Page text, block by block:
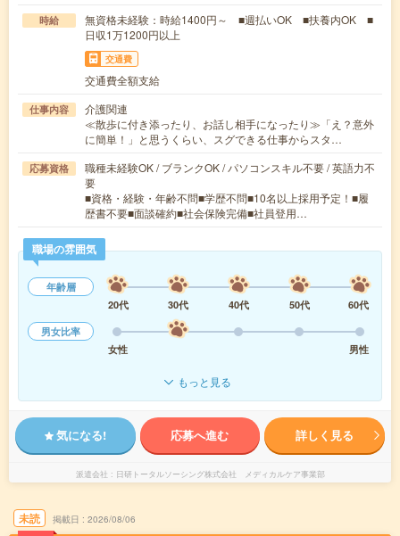
時給
無資格未経験：時給1400円～ ■週払いOK ■扶養内OK ■
日収1万1200円以上
交通費
交通費全額支給
仕事内容
介護関連
≪散歩に付き添ったり、お話し相手になったり≫「え？意外
に簡単！」と思うくらい、スグできる仕事からスタ…
応募資格
職種未経験OK / ブランクOK / パソコンスキル不要 / 英語力不
要
■資格・経験・年齢不問■学歴不問■10名以上採用予定！■履
歴書不要■面談確約■社会保険完備■社員登用…
職場の雰囲気
年齢層
20代
30代 40代 50代
60代
男女比率
女性
男性
もっと見る
気になる! 応募へ進む 詳しく見る
派遣会社 日研トータルソーシング株式会社 メディカルケア事業部
未読 掲載日 2026/08/06